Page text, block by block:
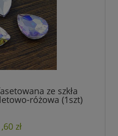
ze szkła
różowa (1szt)
zł